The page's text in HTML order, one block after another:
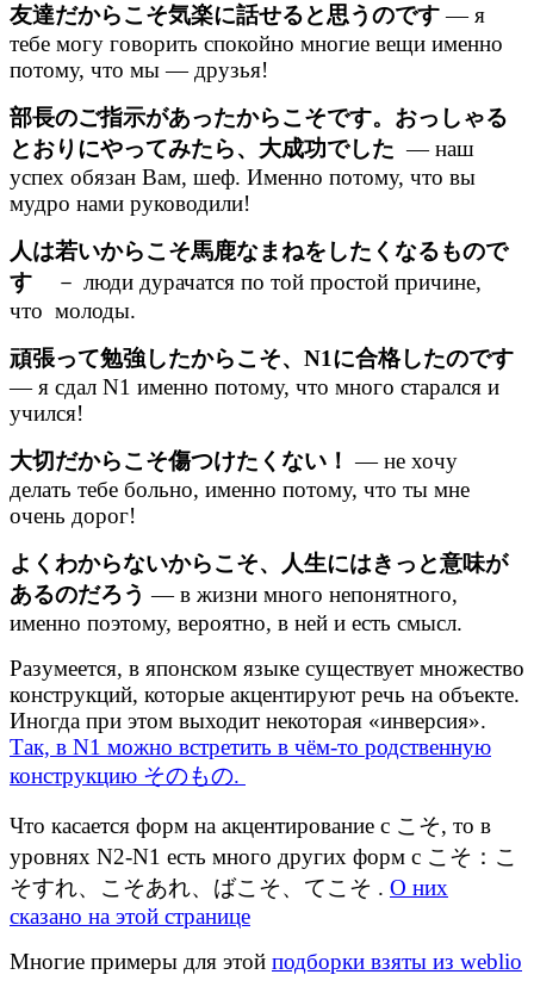
友達だからこそ気楽に話せると思うのです— я
тебе могу говорить спокойно многие вещи именно
потому, что мы — друзья!
部長のご指示があったからこそです。おっしゃる
とおりにやってみたら、大成功でした — наш
успех обязан Вам, шеф. Именно потому, что вы
мудро нами руководили!
人は若いからこそ馬鹿なまねをしたくなるもので
す － люди дурачатся по той простой причине,
что молоды.
頑張って勉強したからこそ、N1に合格したのです
— я сдал N1 именно потому, что много старался и
учился!
大切だからこそ傷つけたくない！ — не хочу
делать тебе больно, именно потому, что ты мне
очень дорог!
よくわからないからこそ、人生にはきっと意味が
あるのだろう — в жизни много непонятного,
именно поэтому, вероятно, в ней и есть смысл.
Разумеется, в японском языке существует множество
конструкций, которые акцентируют речь на объекте.
Иногда при этом выходит некоторая «инверсия».
Так, в N1 можно встретить в чём-то родственную
конструкцию そのもの.
Что касается форм на акцентирование с こそ, то в
уровнях N2-N1 есть много других форм с こそ：こ
そすれ、こそあれ、ばこそ、てこそ . О них
сказано на этой странице
Многие примеры для этой подборки взяты из weblio